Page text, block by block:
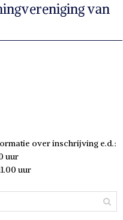
van
over inschrijving e.d.:
uur
uur